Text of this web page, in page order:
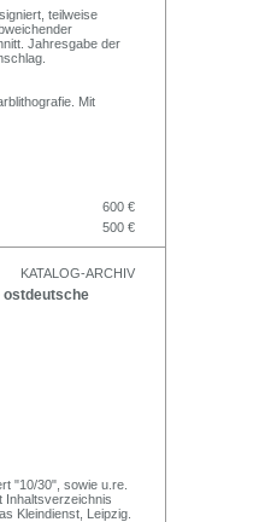
teilweise
Jahresgabe der
Mit
600 €
500 €
KATALOG-ARCHIV
ostdeutsche
"10/30", sowie u.re.
Inhaltsverzeichnis
Kleindienst, Leipzig.